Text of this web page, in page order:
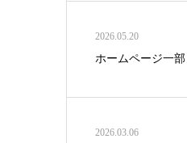
2026.05.20
ホームページ一
2026.03.06